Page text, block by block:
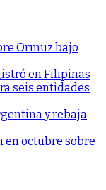
Ormuz bajo
en Filipinas
seis entidades
y rebaja
en octubre sobre